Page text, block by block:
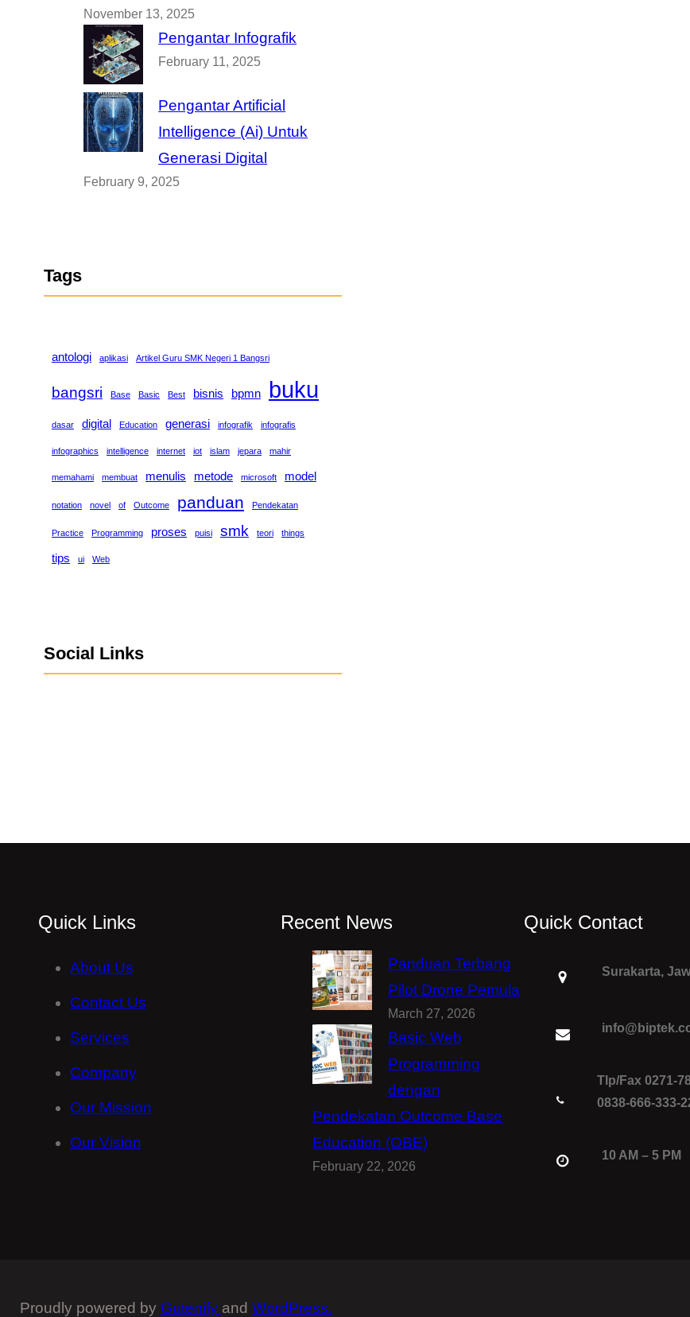
November 13, 2025
Pengantar Infografik
February 11, 2025
Pengantar Artificial
Intelligence (Ai) Untuk
Generasi Digital
February 9, 2025
Tags
antologi aplikasi Artikel Guru SMK Negeri 1 Bangsri
bangsri Base Basic Best bisnis bpmn buku
dasar digital Education generasi infografik infografis
infographics intelligence internet iot islam jepara mahir
memahami membuat menulis metode microsoft model
notation novel of Outcome panduan Pendekatan
Practice Programming proses puisi smk teori things
tips ui Web
Social Links
Quick Links
About Us
Contact Us
Services
Company
Our Mission
Our Vision
Recent News
Panduan Terbang
Pilot Drone Pemula
March 27, 2026
Basic Web
Programming
dengan
Pendekatan Outcome Base
Education (OBE)
February 22, 2026
Quick Contact
Surakarta,
Tlp/Fax 0271-
0838-666-333-
10 AM – 5 PM
Proudly powered by Gutenify and WordPress.